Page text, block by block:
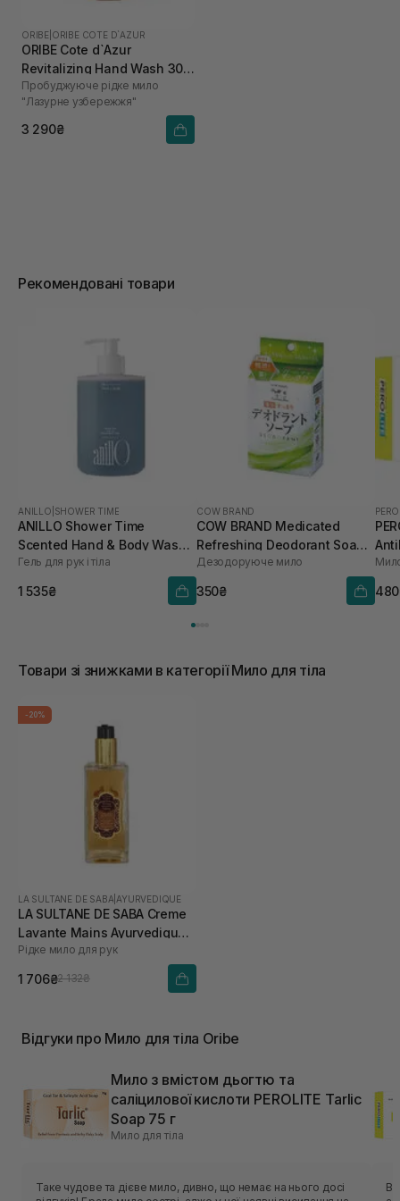
ORIBE ORIBE COTE D`AZUR
ORIBE Cote d`Azur
Revitalizing Hand Wash 300
мл
Пробуджуюче рідке мило
"Лазурне узбережжя"
3 290₴
Рекомендовані товари
ANILLO SHOWER TIME
ANILLO Shower Time
Scented Hand & Body Wash
450 мл
Гель для рук і тіла
1 535₴
COW BRAND
COW BRAND Medicated
Refreshing Deodorant Soap
125 г
Дезодоруюче мило
350₴
Товари зі знижками в категорії Мило для тіла
-20%
LA SULTANE DE SABA AYURVEDIQUE
LA SULTANE DE SABA Creme
Lavante Mains Ayurvedique
200 мл
Рідке мило для рук
1 706₴2 132₴
Відгуки про Мило для тіла Oribe
Мило з вмістом дьогтю та
саліцилової кислоти PEROLITE Tarlic
Soap 75 г
Мило для тіла
Таке чудове та дієве мило, дивно, що немає на нього досі